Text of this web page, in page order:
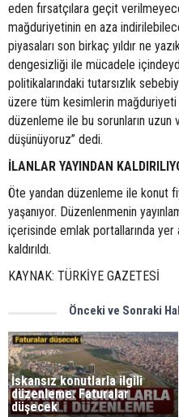
eden fırsatçılara geçit
mağduriyetinin en aza
piyasaları son birkaç yıldır ne
dengesizliği ile mücadele
politikalarındaki tutarsızlık
üzere tüm kesimlerin mağduriyeti
düzenleme ile bu sorunların
düşünüyoruz” dedi.
İLANLAR YAYINDAN
Öte yandan düzenleme ile konut
yaşanıyor. Düzenlenmenin
içerisinde emlak portallarında yer
kaldırıldı.
KAYNAK: TÜRKİYE GAZETESİ
Önceki ve Sonraki
İskansız konutlarla ilgili
düzenleme: Faturalar
düşecek